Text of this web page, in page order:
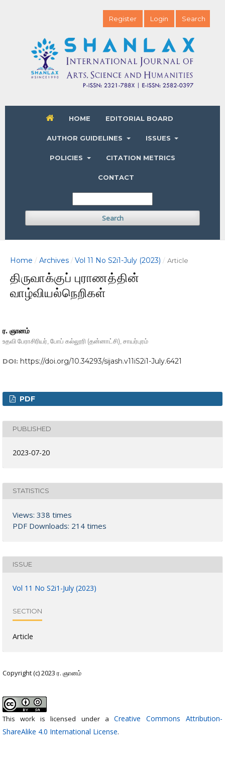
HOME EDITORIAL BOARD
AUTHOR GUIDELINES ISSUES
POLICIES CITATION METRICS
CONTACT
Search
Register Login Search
Home / Archives / Vol 11 No S2i1-July (2023) / Article
திருவாக்குப் புராணத்தின்
வாழ்வியல்நெறிகள்
ர. ஞானம்
உதவி பேராசிரியர், போப் கல்லூரி (தன்னாட்சி), சாயர்புரம்
DOI: https://doi.org/10.34293/sijash.v11iS2i1-July.6421
PDF
PUBLISHED
2023-07-20
STATISTICS
Views: 338 times
PDF Downloads: 214 times
ISSUE
Vol 11 No S2i1-July (2023)
SECTION
Article
Copyright (c) 2023 ர. ஞானம்
This work is licensed under a Creative Commons Attribution-
ShareAlike 4.0 International License.